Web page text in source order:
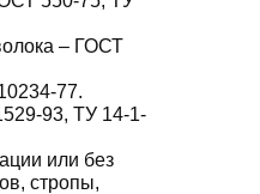
– ГОСТ
77.
93, ТУ 14-1-
или без
стропы,